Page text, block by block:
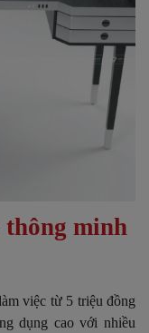
thông minh
việc từ 5 triệu đồng
dụng cao với nhiều